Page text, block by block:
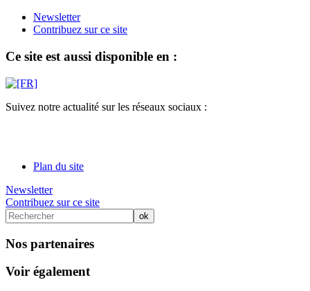
Newsletter
Contribuez sur ce site
Ce site est aussi disponible en :
Suivez notre actualité sur les réseaux sociaux :
Plan du site
Newsletter
Contribuez sur ce site
Nos partenaires
Voir également